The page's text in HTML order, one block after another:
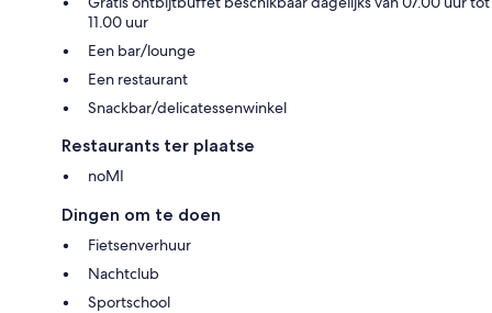
11.00 uur
Een bar/lounge
Een restaurant
Snackbar/delicatessenwinkel
Restaurants ter plaatse
noMI
Dingen om te doen
Fietsenverhuur
Nachtclub
Sportschool